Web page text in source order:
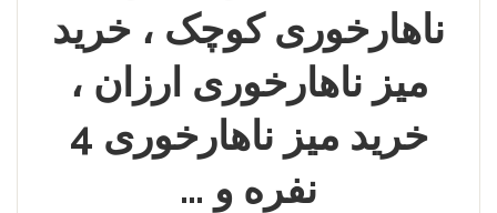
ناهارخوری کوچک ، خرید
میز ناهارخوری ارزان ،
خرید میز ناهارخوری 4
نفره و …